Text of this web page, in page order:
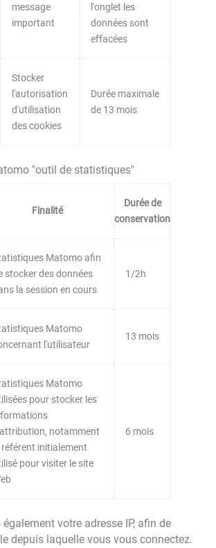
message
important
l'onglet les
données sont
effacées
Stocker
l'autorisation
d'utilisation
des cookies
Durée maximale
de 13 mois
"outil de statistiques"
Finalité
Durée de
conservation
Matomo afin
stocker des données
la session en cours
1/2h
Matomo
l'utilisateur
13 mois
Matomo
pour stocker les
notamment
référent initialement
pour visiter le site
6 mois
votre adresse IP, afin de
depuis laquelle vous vous connectez.